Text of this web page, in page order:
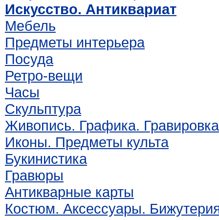
Искусство. Антиквариат
Мебель
Предметы интерьера
Посуда
Ретро-вещи
Часы
Скульптура
Живопись. Графика. Гравировка
Иконы. Предметы культа
Букинистика
Гравюры
Антикварные карты
Костюм. Аксессуары.